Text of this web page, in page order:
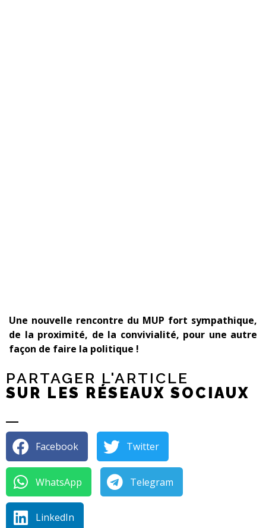
Une nouvelle rencontre du MUP fort sympathique,
de la proximité, de la convivialité, pour une autre
façon de faire la politique !
PARTAGER L'ARTICLE
SUR LES RÉSEAUX SOCIAUX
Facebook Twitter
WhatsApp Telegram
LinkedIn